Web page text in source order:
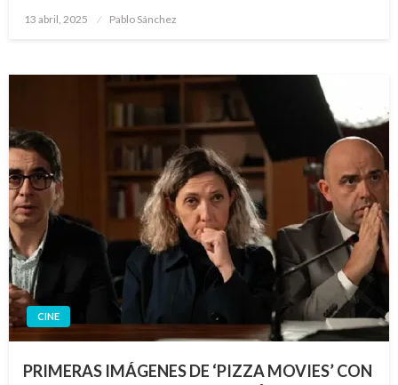
Publicado
13 abril, 2025 Pablo Sánchez
CINE
PRIMERAS IMÁGENES DE ‘PIZZA MOVIES’ CON